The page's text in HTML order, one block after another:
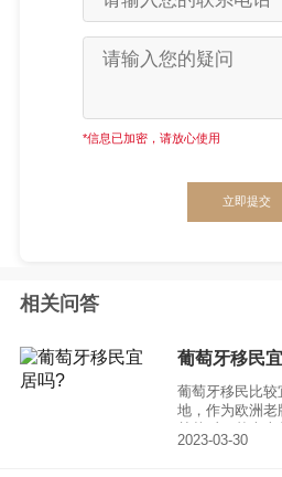
*信息已加密，请放心使用
立即提交
相关问答
葡萄牙移民
葡萄牙移民比
地，作为欧洲老
你兜底了。
2023-03-30